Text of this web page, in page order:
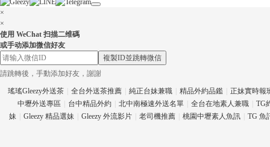
eez
×
×
使用 WeChat 扫描二维碼
或手动添加微信好友
複製ID並跳轉微信
請跳轉後，手動添加好友，謝謝
瑤瑤Gleezy外送茶 全台外送茶推薦 純正台妹兼職 精品外約品鑑
正妹實時報
中壢外送專區
台中精品外約 北中南極速外送名單 全台在地素人兼職
TG
妹
Gleezy 精品選妹 Gleezy 外流影片 老司機推薦 桃園中壢素人魚訊 TG 魚